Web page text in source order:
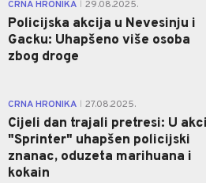
CRNA HRONIKA 29.08.2025.
Policijska akcija u Nevesinju i
Gacku: Uhapšeno više osoba
zbog droge
CRNA HRONIKA 27.08.2025.
Cijeli dan trajali pretresi: U
"Sprinter" uhapšen policijski
znanac, oduzeta marihuana i
kokain